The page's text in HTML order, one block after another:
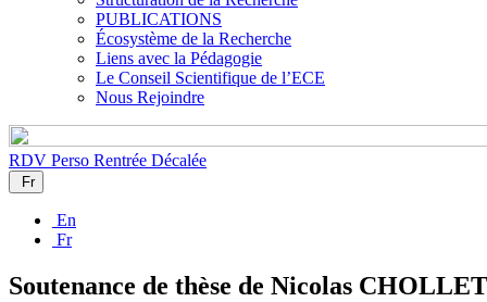
PUBLICATIONS
Écosystème de la Recherche
Liens avec la Pédagogie
Le Conseil Scientifique de l’ECE
Nous Rejoindre
RDV Perso Rentrée Décalée
Fr
En
Fr
Soutenance de thèse de Nicolas CHOLLET